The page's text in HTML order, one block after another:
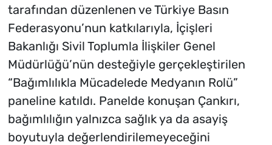
tarafından düzenlenen ve Türkiye Basın
Federasyonu’nun katkılarıyla, İçişleri
Bakanlığı Sivil Toplumla İlişkiler Genel
Müdürlüğü’nün desteğiyle gerçekleştirilen
“Bağımlılıkla Mücadelede Medyanın Rolü”
paneline katıldı. Panelde konuşan Çankırı,
bağımlılığın yalnızca sağlık ya da asayiş
boyutuyla değerlendirilemeyeceğini